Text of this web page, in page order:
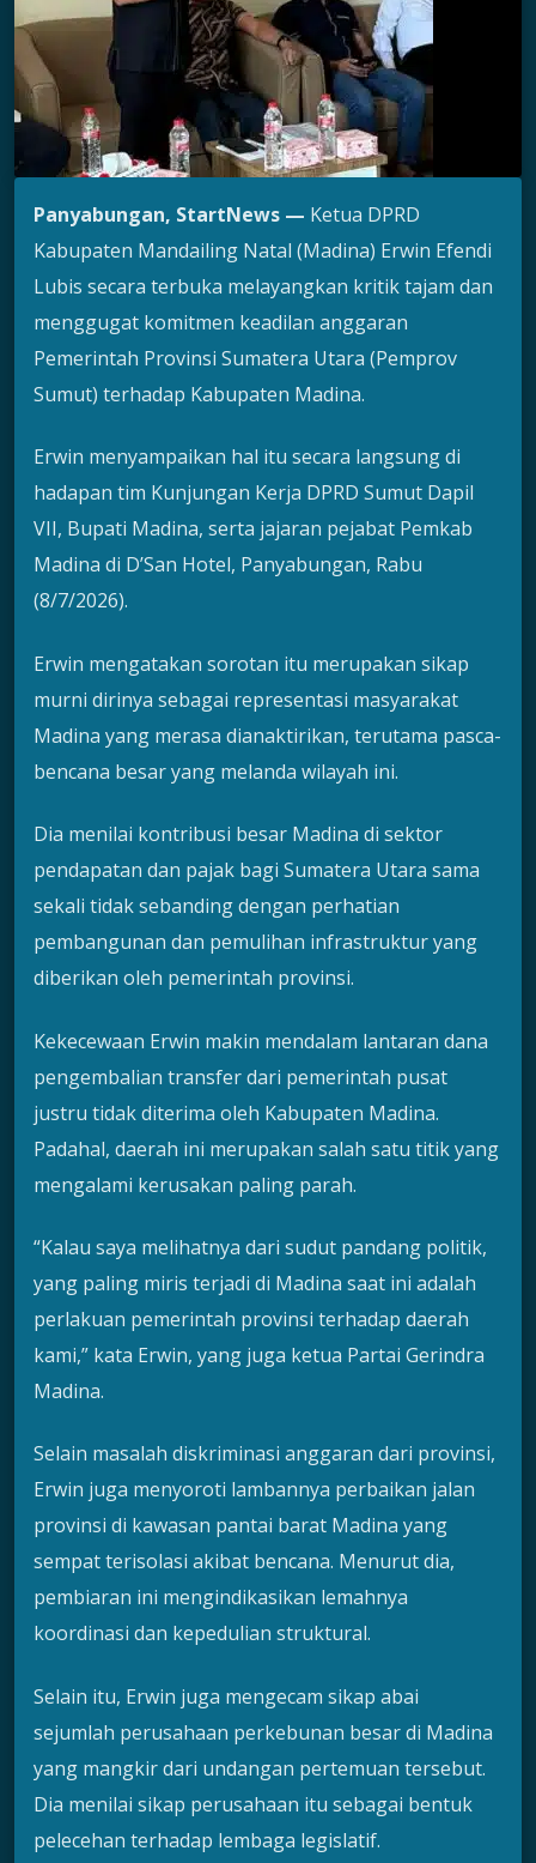
Panyabungan, StartNews — Ketua DPRD
Kabupaten Mandailing Natal (Madina) Erwin Efendi
Lubis secara terbuka melayangkan kritik tajam dan
menggugat komitmen keadilan anggaran
Pemerintah Provinsi Sumatera Utara (Pemprov
Sumut) terhadap Kabupaten Madina.
Erwin menyampaikan hal itu secara langsung di
hadapan tim Kunjungan Kerja DPRD Sumut Dapil
VII, Bupati Madina, serta jajaran pejabat Pemkab
Madina di D’San Hotel, Panyabungan, Rabu
(8/7/2026).
Erwin mengatakan sorotan itu merupakan sikap
murni dirinya sebagai representasi masyarakat
Madina yang merasa dianaktirikan, terutama pasca-
bencana besar yang melanda wilayah ini.
Dia menilai kontribusi besar Madina di sektor
pendapatan dan pajak bagi Sumatera Utara sama
sekali tidak sebanding dengan perhatian
pembangunan dan pemulihan infrastruktur yang
diberikan oleh pemerintah provinsi.
Kekecewaan Erwin makin mendalam lantaran dana
pengembalian transfer dari pemerintah pusat
justru tidak diterima oleh Kabupaten Madina.
Padahal, daerah ini merupakan salah satu titik yang
mengalami kerusakan paling parah.
“Kalau saya melihatnya dari sudut pandang politik,
yang paling miris terjadi di Madina saat ini adalah
perlakuan pemerintah provinsi terhadap daerah
kami,” kata Erwin, yang juga ketua Partai Gerindra
Madina.
Selain masalah diskriminasi anggaran dari provinsi,
Erwin juga menyoroti lambannya perbaikan jalan
provinsi di kawasan pantai barat Madina yang
sempat terisolasi akibat bencana. Menurut dia,
pembiaran ini mengindikasikan lemahnya
koordinasi dan kepedulian struktural.
Selain itu, Erwin juga mengecam sikap abai
sejumlah perusahaan perkebunan besar di Madina
yang mangkir dari undangan pertemuan tersebut.
Dia menilai sikap perusahaan itu sebagai bentuk
pelecehan terhadap lembaga legislatif.